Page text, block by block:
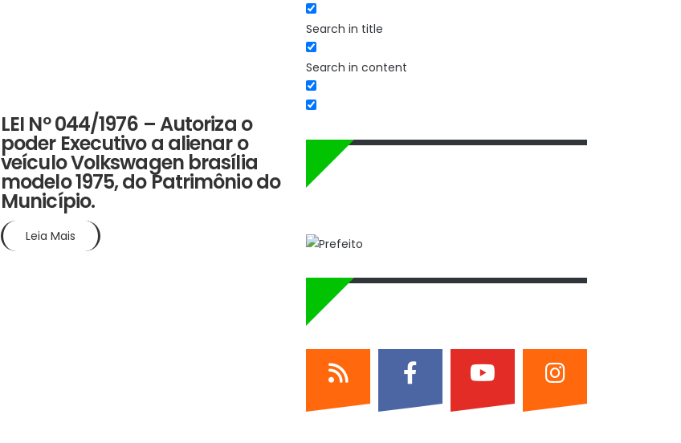
LEI Nº 044/1976 – Autoriza o
poder Executivo a alienar o
veículo Volkswagen brasília
modelo 1975, do Patrimônio do
Município.
Leia Mais
Search in title
Search in content